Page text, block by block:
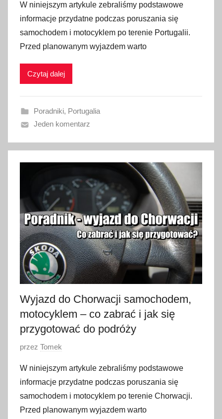
u
b
l
i
w
n
o
8
s
z
n
i
a
2
0
W niniejszym artykule zebraliśmy podstawowe
informacje przydatne podczas poruszania się
samochodem i motocyklem po terenie Portugalii.
Przed planowanym wyjazdem warto
Czytaj dalej
Poradniki, Portugalia
Jeden komentarz
Wyjazd do Chorwacji samochodem,
motocyklem – co zabrać i jak się
przygotować do podróży
O
u
b
l
i
przez Tomek
W niniejszym artykule zebraliśmy podstawowe
informacje przydatne podczas poruszania się
samochodem i motocyklem po terenie Chorwacji.
Przed planowanym wyjazdem warto